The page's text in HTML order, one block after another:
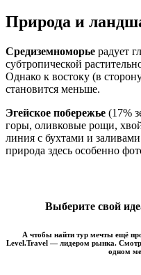
Природа и
Средиземноморье радует
субтропической
Однако к востоку (в
становится меньше.
Эгейское побережье (17%
горы, оливковые рощи,
линия с бухтами и
природа здесь особенно
Выберите свой
А чтобы найти тур мечты ещё
Level.Travel — лидером рынка.
одном